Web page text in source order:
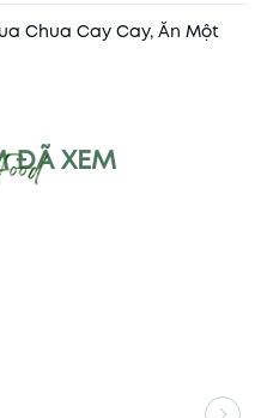
Chua Cay Cay, Ăn Một
ĐÃ XEM